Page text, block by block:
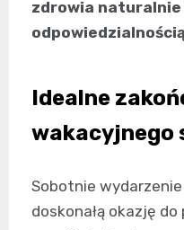
zdrowia naturalnie
Idealne
wakacyjnego
Sobotnie
doskonałą okazję